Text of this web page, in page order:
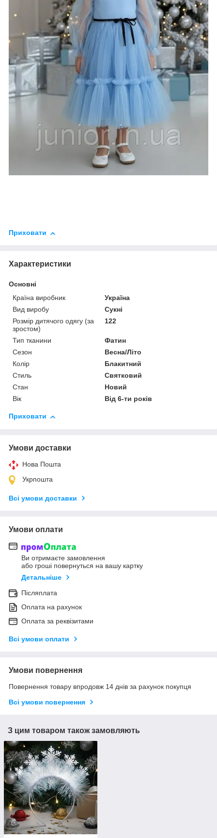
Приховати
Характеристики
Основні
Країна виробник
Україна
Вид виробу
Сукні
Розмір дитячого одягу (за
зростом)
122
Тип тканини
Фатин
Сезон
Весна/Літо
Колір
Блакитний
Стиль
Святковий
Стан
Новий
Вік
Від 6-ти років
Приховати
Умови доставки
Нова Пошта
Укрпошта
Всі умови доставки
Умови оплати
Ви отримаєте замовлення
або гроші повернуться на вашу картку
Детальніше
Післяплата
Оплата на рахунок
Оплата за реквізитами
Всі умови оплати
Умови повернення
Повернення товару впродовж 14 днів за рахунок покупця
Всі умови повернення
З цим товаром також замовляють